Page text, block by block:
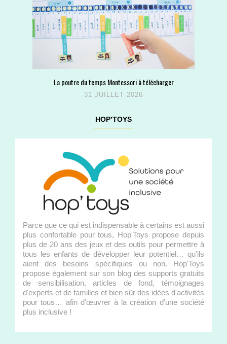
La poutre du temps Montessori à télécharger
31 JUILLET 2026
HOP’TOYS
Parce que ce qui est indispensable à certains est aussi
plus confortable pour tous, Hop'Toys propose depuis
plus de 20 ans des jeux et des outils pour permettre à
tous les enfants de développer leur potentiel… qu'ils
aient des besoins spécifiques ou non. Hop'Toys
propose également sur son blog des supports gratuits
de sensibilisation, articles de fond, témoignages
d'experts et de familles et bien sûr des idées d'activités
pour tous… afin d'œuvrer à la création d'une société
plus inclusive !